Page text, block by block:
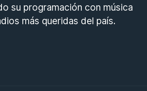
su programación con música
más queridas del país.